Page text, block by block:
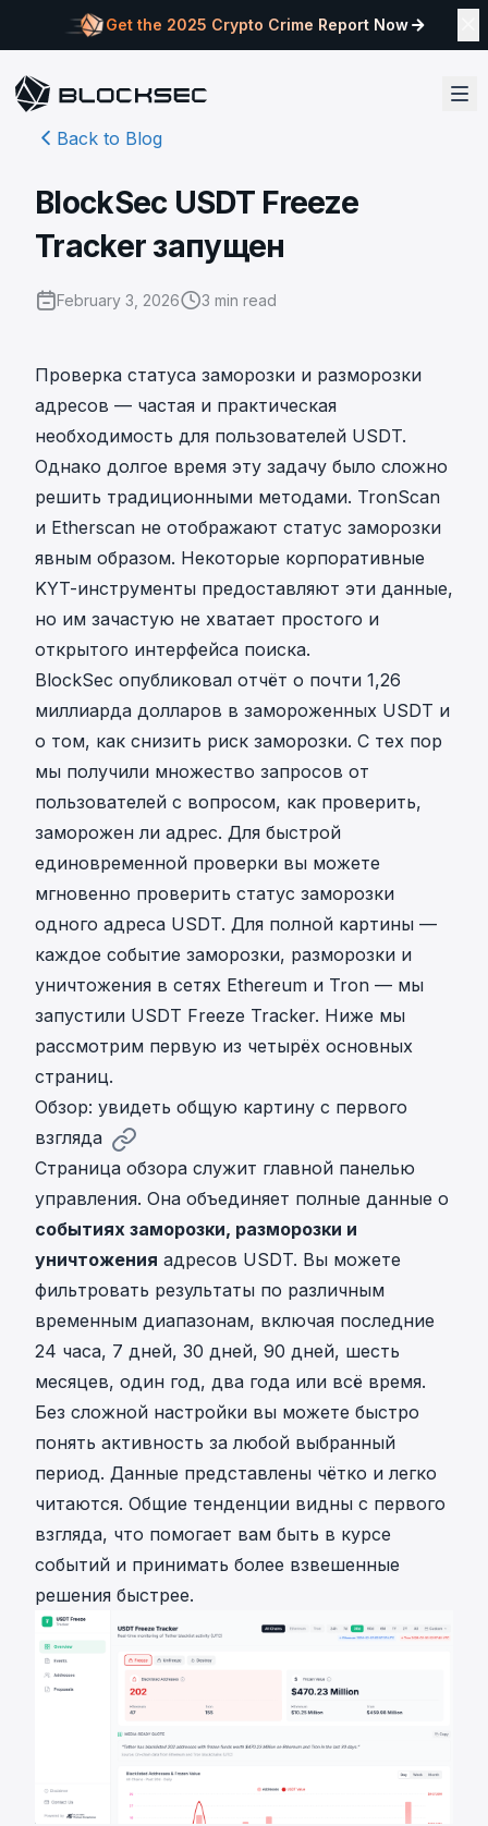
Get the 2025 Crypto Crime Report Now
Back to Blog
BlockSec USDT Freeze
Tracker запущен
February 3, 2026 3 min read
Проверка статуса заморозки и разморозки
адресов — частая и практическая
необходимость для пользователей USDT.
Однако долгое время эту задачу было сложно
решить традиционными методами. TronScan
и Etherscan не отображают статус заморозки
явным образом. Некоторые корпоративные
KYT-инструменты предоставляют эти данные,
но им зачастую не хватает простого и
открытого интерфейса поиска.
BlockSec опубликовал отчёт о почти 1,26
миллиарда долларов в замороженных USDT и
о том, как снизить риск заморозки. С тех пор
мы получили множество запросов от
пользователей с вопросом, как проверить,
заморожен ли адрес. Для быстрой
единовременной проверки вы можете
мгновенно проверить статус заморозки
одного адреса USDT. Для полной картины —
каждое событие заморозки, разморозки и
уничтожения в сетях Ethereum и Tron — мы
запустили USDT Freeze Tracker. Ниже мы
рассмотрим первую из четырёх основных
страниц.
Обзор: увидеть общую картину с первого
взгляда
Страница обзора служит главной панелью
управления. Она объединяет полные данные о
событиях заморозки, разморозки и
уничтожения адресов USDT. Вы можете
фильтровать результаты по различным
временным диапазонам, включая последние
24 часа, 7 дней, 30 дней, 90 дней, шесть
месяцев, один год, два года или всё время.
Без сложной настройки вы можете быстро
понять активность за любой выбранный
период. Данные представлены чётко и легко
читаются. Общие тенденции видны с первого
взгляда, что помогает вам быть в курсе
событий и принимать более взвешенные
решения быстрее.